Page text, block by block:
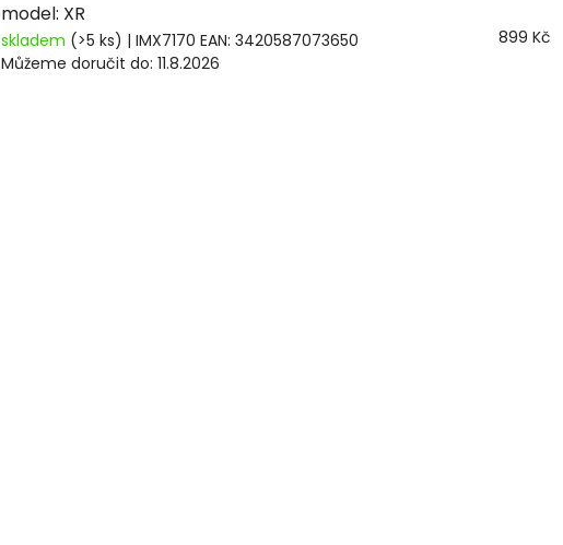
model: XR
skladem (>5 ks) | IMX7170 EAN: 3420587073650
Můžeme doručit do: 11.8.2026
899 Kč